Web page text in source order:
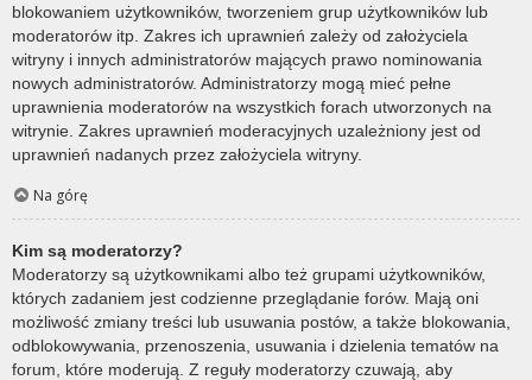
blokowaniem użytkowników, tworzeniem grup użytkowników lub
moderatorów itp. Zakres ich uprawnień zależy od założyciela
witryny i innych administratorów mających prawo nominowania
nowych administratorów. Administratorzy mogą mieć pełne
uprawnienia moderatorów na wszystkich forach utworzonych na
witrynie. Zakres uprawnień moderacyjnych uzależniony jest od
uprawnień nadanych przez założyciela witryny.
Na górę
Kim są moderatorzy?
Moderatorzy są użytkownikami albo też grupami użytkowników,
których zadaniem jest codzienne przeglądanie forów. Mają oni
możliwość zmiany treści lub usuwania postów, a także blokowania,
odblokowywania, przenoszenia, usuwania i dzielenia tematów na
forum, które moderują. Z reguły moderatorzy czuwają, aby